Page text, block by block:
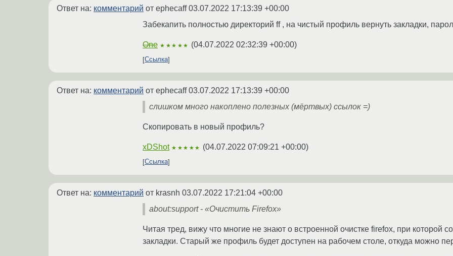
Ответ на: комментарий от ephecaff03.07.2022 17:13:39 +00:00
Забекапить полностью директорий ff , на чистый профиль вернуть закладки,
One ★★★★★ (04.07.2022 02:32:39 +00:00)
Ссылка
Ответ на: комментарий от ephecaff03.07.2022 17:13:39 +00:00
слишком много накоплено полезных (мёртвых) ссылок =)
Скопировать в новый профиль?
xDShot ★★★★★ (04.07.2022 07:09:21 +00:00)
Ссылка
Ответ на: комментарий от krasnh 03.07.2022 17:21:04 +00:00
about:support - «Очистить Firefox»
Читая тред, вижу что многие не знают о встроенной очистке firefox, при которой
закладки. Старый же профиль будет доступен на рабочем столе, откуда можно